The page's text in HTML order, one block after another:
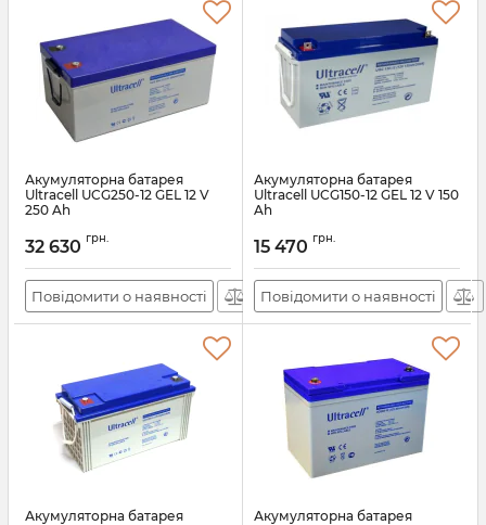
Акумуляторна батарея
Ultracell UCG250-12 GEL 12 V
250 Ah
32 630 грн.
Повідомити о наявності
Акумуляторна батарея
Ultracell UCG150-12 GEL 12 V 150
Ah
15 470 грн.
Повідомити о наявності
Акумуляторна батарея
Акумуляторна батарея